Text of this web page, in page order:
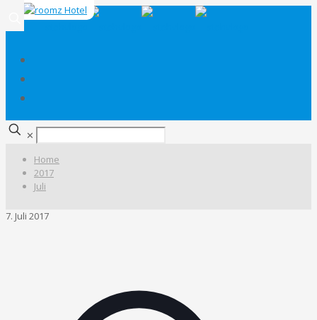
✕
Home
2017
Juli
7. Juli 2017